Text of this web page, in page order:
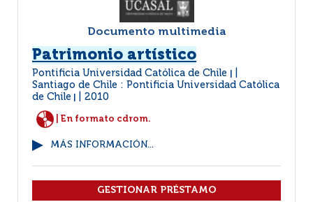
Documento multimedia
Patrimonio artístico
Pontificia Universidad Católica de Chile
Santiago de Chile : Pontificia Universidad Católica
de Chile
2010
| En formato cdrom.
MÁS INFORMACIÓN...